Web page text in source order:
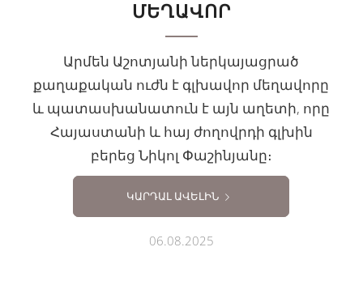
ՄԵՂԱՎՈՐ
Արմեն Աշոտյանի ներկայացրած
քաղաքական ուժն է գլխավոր մեղավորը
և պատասխանատուն է այն աղետի, որը
Հայաստանի և հայ ժողովրդի գլխին
բերեց Նիկոլ Փաշինյանը։
ԿԱՐԴԱԼ ԱՎԵԼԻՆ
06.08.2025